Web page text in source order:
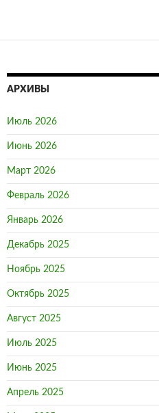
по
АРХИВЫ
Июль 2026
Июнь 2026
Март 2026
Февраль 2026
Январь 2026
Декабрь 2025
Ноябрь 2025
Октябрь 2025
Август 2025
Июль 2025
Июнь 2025
Апрель 2025